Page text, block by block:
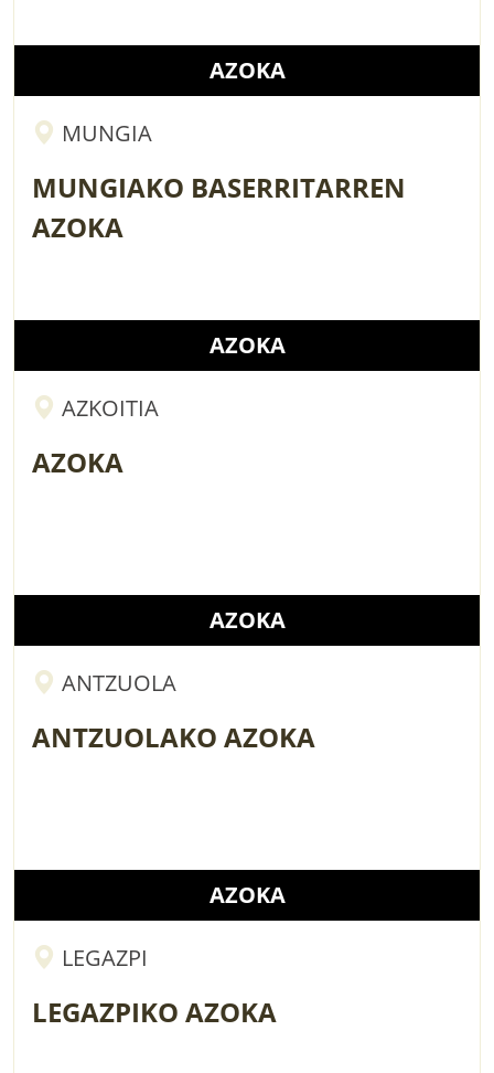
AZOKA
MUNGIA
MUNGIAKO BASERRITARREN
AZOKA
AZOKA
AZKOITIA
AZOKA
AZOKA
ANTZUOLA
ANTZUOLAKO AZOKA
AZOKA
LEGAZPI
LEGAZPIKO AZOKA